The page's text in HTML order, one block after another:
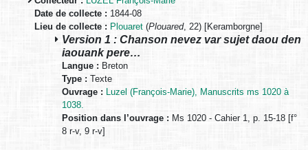
Date de collecte : 1844-08
Lieu de collecte : Plouaret (Plouared, 22) [Keramborgne]
Version 1 : Chanson nevez var sujet daou den
iaouank pere…
Langue : Breton
Type : Texte
Ouvrage : Luzel (François-Marie), Manuscrits ms 1020 à
1038.
Position dans l’ouvrage : Ms 1020 - Cahier 1, p. 15-18 [f°
8 r-v, 9 r-v]